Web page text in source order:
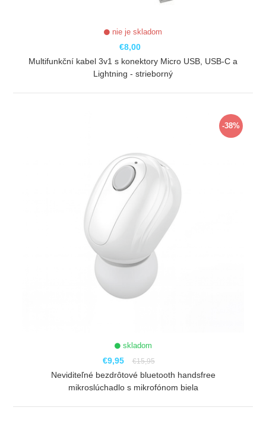
nie je skladom
€8,00
Multifunkční kabel 3v1 s konektory Micro USB, USB-C a
Lightning - strieborný
-38%
skladom
€9,95 €15,95
Neviditeľné bezdrôtové bluetooth handsfree
mikroslúchadlo s mikrofónom biela